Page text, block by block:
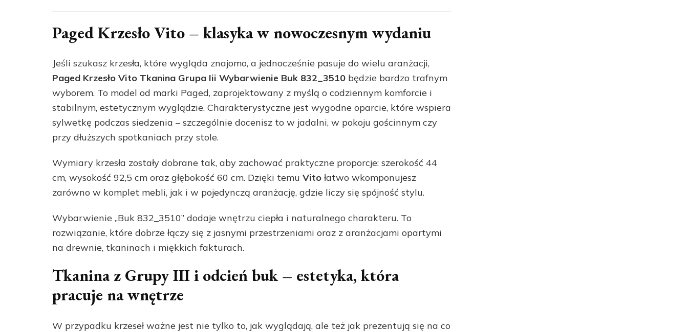
Paged Krzesło Vito – klasyka w nowoczesnym wydaniu
Jeśli szukasz krzesła, które wygląda znajomo, a jednocześnie pasuje do wielu aranżacji,
Paged Krzesło Vito Tkanina Grupa Iii Wybarwienie Buk 832_3510 będzie bardzo trafnym
wyborem. To model od marki Paged, zaprojektowany z myślą o codziennym komforcie i
stabilnym, estetycznym wyglądzie. Charakterystyczne jest wygodne oparcie, które wspiera
sylwetkę podczas siedzenia – szczególnie docenisz to w jadalni, w pokoju gościnnym czy
przy dłuższych spotkaniach przy stole.
Wymiary krzesła zostały dobrane tak, aby zachować praktyczne proporcje: szerokość 44
cm, wysokość 92,5 cm oraz głębokość 60 cm. Dzięki temu Vitołatwo wkomponujesz
zarówno w komplet mebli, jak i w pojedynczą aranżację, gdzie liczy się spójność stylu.
Wybarwienie „Buk 832_3510” dodaje wnętrzu ciepła i naturalnego charakteru. To
rozwiązanie, które dobrze łączy się z jasnymi przestrzeniami oraz z aranżacjami opartymi
na drewnie, tkaninach i miękkich fakturach.
Tkanina z Grupy III i odcień buk – estetyka, która
pracuje na wnętrze
W przypadku krzeseł ważne jest nie tylko to, jak wyglądają, ale też jak prezentują się na co